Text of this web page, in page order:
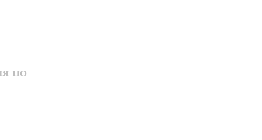
по